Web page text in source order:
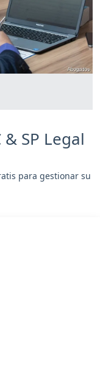
SP Legal
para gestionar su